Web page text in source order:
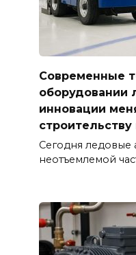
Современные
оборудовании
инновации
Сегодня ледовые
неотъемлемой